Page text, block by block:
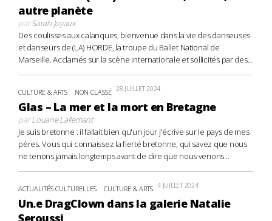
autre planète
parSarah Joyaux
Des coulisses aux calanques, bienvenue dans la vie des danseuses
et danseurs de (LA) HORDE, la troupe du Ballet National de
Marseille. Acclamés sur la scène internationale et sollicités par des...
CULTURE & ARTS NON CLASSÉ 28 JUILLET 2024
Glas – La mer et la mort en Bretagne
parLouane Lallemant
Je suis bretonne : il fallait bien qu'un jour j'écrive sur le pays de mes
pères. Vous qui connaissez la fierté bretonne, qui savez que nous
ne tenons jamais longtemps avant de dire que nous venons...
ACTUALITÉS CULTURELLES CULTURE & ARTS 4 JUILLET 2024
Un.e DragClown dans la galerie Natalie